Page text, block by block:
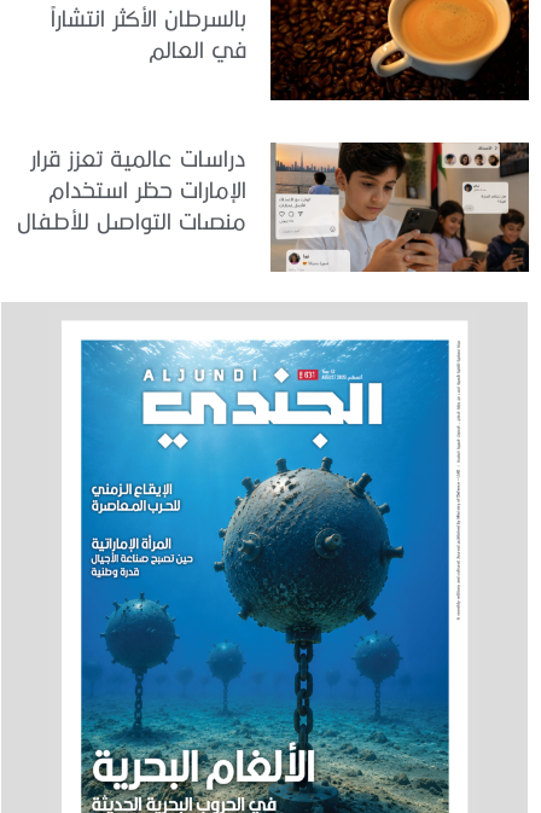
بالسرطان الأكثر انتشاراً
في العالم
دراسات عالمية تعزز قرار
الإمارات حظر استخدام
منصات التواصل للأطفال